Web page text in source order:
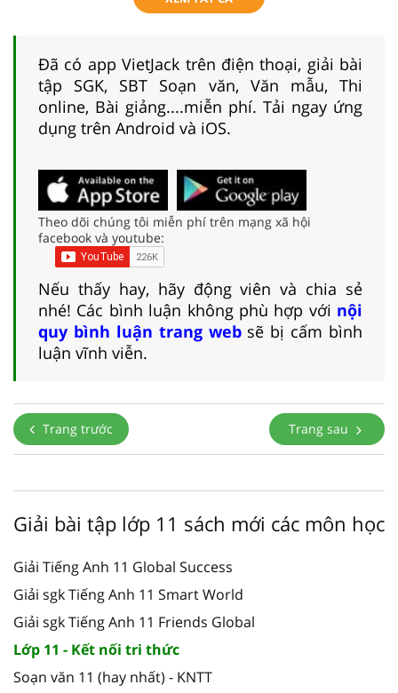
Đã có app VietJack trên điện thoại, giải bài
tập SGK, SBT Soạn văn, Văn mẫu, Thi
online, Bài giảng....miễn phí. Tải ngay ứng
dụng trên Android và iOS.
Theo dõi chúng tôi miễn phí trên mạng xã hội
facebook và youtube:
Nếu thấy hay, hãy động viên và chia sẻ
nhé! Các bình luận không phù hợp với nội
quy bình luận trang websẽ bị cấm bình
luận vĩnh viễn.
Trang trước Trang sau
Giải bài tập lớp 11 sách mới các môn học
Giải Tiếng Anh 11 Global Success
Giải sgk Tiếng Anh 11 Smart World
Giải sgk Tiếng Anh 11 Friends Global
Lớp 11 - Kết nối tri thức
Soạn văn 11 (hay nhất) - KNTT